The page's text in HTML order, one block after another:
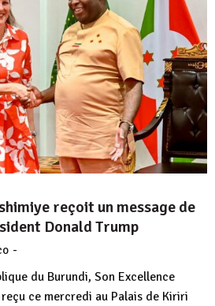
reçoit un message de
Donald Trump
-
du Burundi, Son Excellence
ce mercredi au Palais de Kiriri